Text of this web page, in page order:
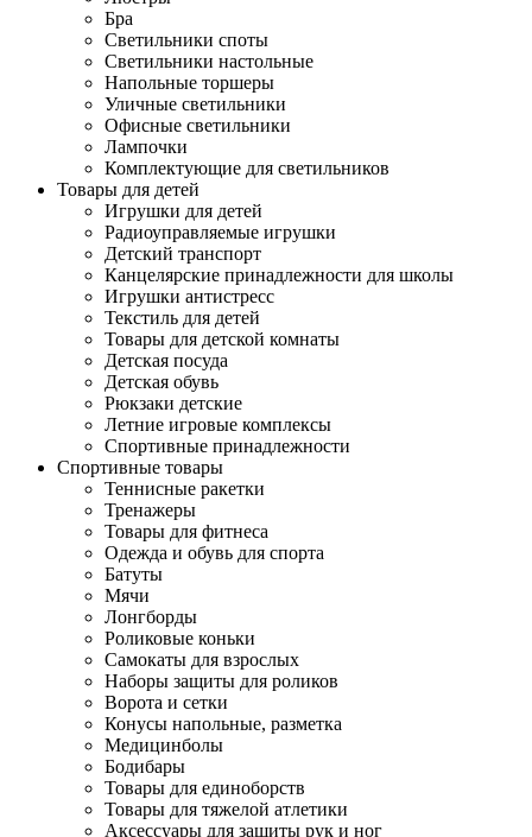
Бра
Светильники споты
Светильники настольные
Напольные торшеры
Уличные светильники
Офисные светильники
Лампочки
Комплектующие для светильников
Товары для детей
Игрушки для детей
Радиоуправляемые игрушки
Детский транспорт
Канцелярские принадлежности для школы
Игрушки антистресс
Текстиль для детей
Товары для детской комнаты
Детская посуда
Детская обувь
Рюкзаки детские
Летние игровые комплексы
Спортивные принадлежности
Спортивные товары
Теннисные ракетки
Тренажеры
Товары для фитнеса
Одежда и обувь для спорта
Батуты
Мячи
Лонгборды
Роликовые коньки
Самокаты для взрослых
Наборы защиты для роликов
Ворота и сетки
Конусы напольные, разметка
Медицинболы
Бодибары
Товары для единоборств
Товары для тяжелой атлетики
Аксессуары для защиты рук и ног